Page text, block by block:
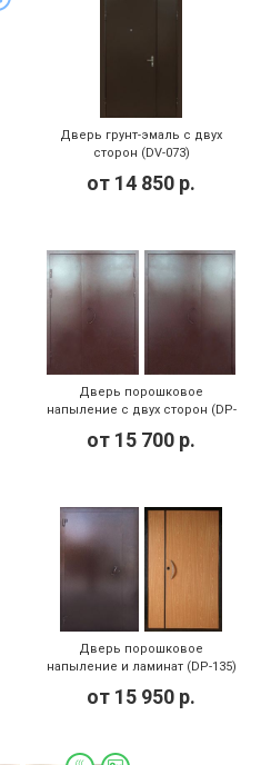
Дверь грунт-эмаль с двух
сторон (DV-073)
от 14 850 р.
Дверь порошковое
напыление с двух сторон (DP-
от 15 700 р.
Дверь порошковое
напыление и ламинат (DP-135)
от 15 950 р.